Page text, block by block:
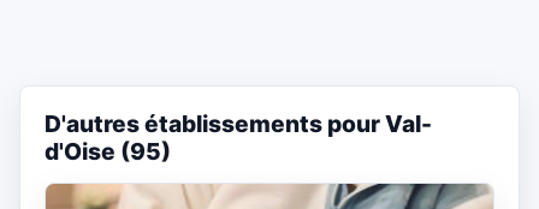
D'autres établissements pour Val-
d'Oise (95)